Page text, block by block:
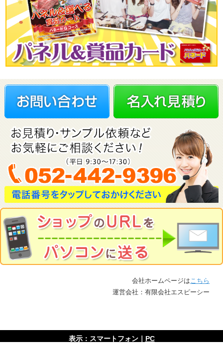
会社ホームページは こちら
運営会社：有限会社エスピーシー
表示：スマートフォン｜ PC